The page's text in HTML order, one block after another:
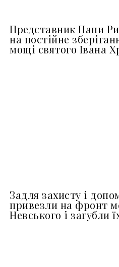
Представник Папи
на постійне
мощі святого Івана
Задля захисту і
привезли на фронт
Невського і загубли